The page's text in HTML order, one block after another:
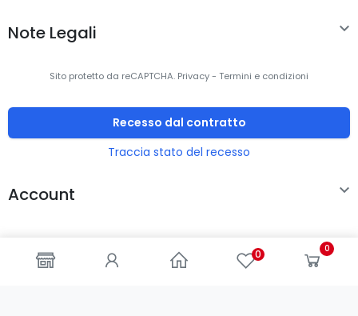
0 0
Note Legali 
Sito protetto da reCAPTCHA. Privacy- Termini e condizioni
Recesso dal contratto
Traccia stato del recesso
Account 